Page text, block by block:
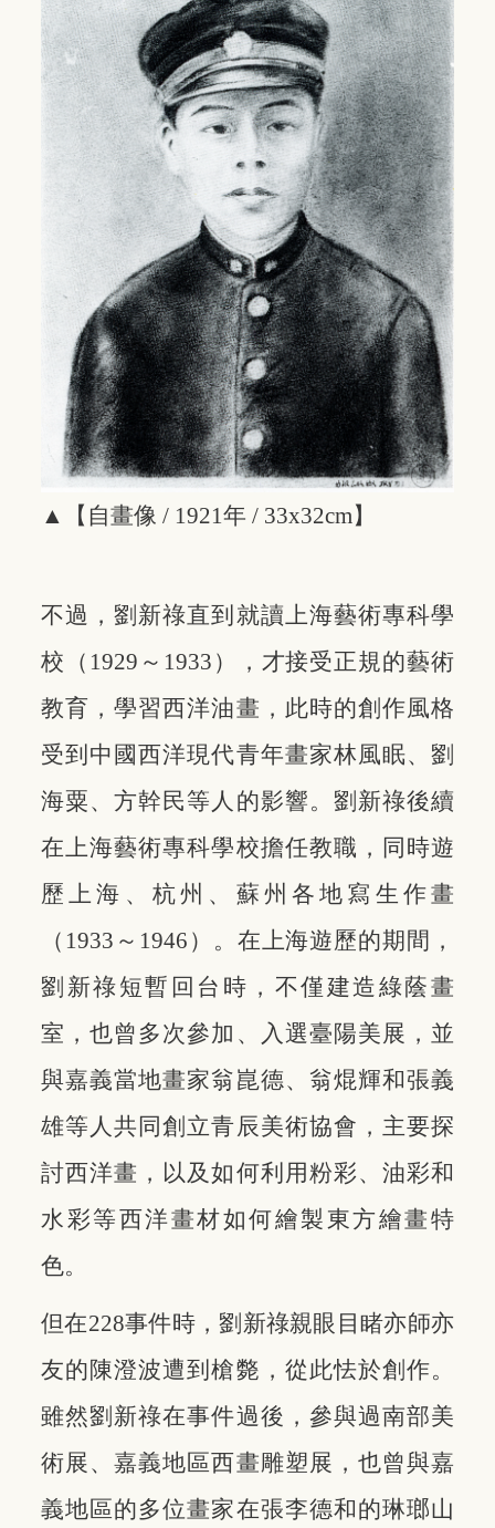
▲【自畫像 / 1921年 / 33x32cm】
不過，劉新祿直到就讀上海藝術專科學
校（1929～1933），才接受正規的藝術
教育，學習西洋油畫，此時的創作風格
受到中國西洋現代青年畫家林風眠、劉
海粟、方幹民等人的影響。劉新祿後續
在上海藝術專科學校擔任教職，同時遊
歷上海、杭州、蘇州各地寫生作畫
（1933～1946）。在上海遊歷的期間，
劉新祿短暫回台時，不僅建造綠蔭畫
室，也曾多次參加、入選臺陽美展，並
與嘉義當地畫家翁崑德、翁焜輝和張義
雄等人共同創立青辰美術協會，主要探
討西洋畫，以及如何利用粉彩、油彩和
水彩等西洋畫材如何繪製東方繪畫特
色。
但在228事件時，劉新祿親眼目睹亦師亦
友的陳澄波遭到槍斃，從此怯於創作。
雖然劉新祿在事件過後，參與過南部美
術展、嘉義地區西畫雕塑展，也曾與嘉
義地區的多位畫家在張李德和的琳瑯山